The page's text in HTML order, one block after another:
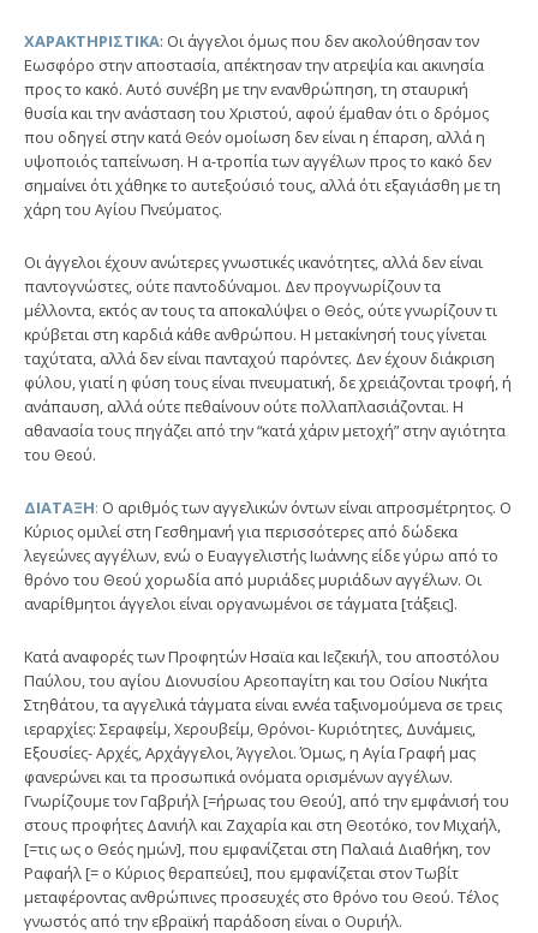
ΧΑΡΑΚΤΗΡΙΣΤΙΚΑ: Οι άγγελοι όμως που δεν ακολούθησαν τον
Εωσφόρο στην αποστασία, απέκτησαν την ατρεψία και ακινησία
προς το κακό. Αυτό συνέβη με την ενανθρώπηση, τη σταυρική
θυσία και την ανάσταση του Χριστού, αφού έμαθαν ότι ο δρόμος
που οδηγεί στην κατά Θεόν ομοίωση δεν είναι η έπαρση, αλλά η
υψοποιός ταπείνωση. Η α-τροπία των αγγέλων προς το κακό δεν
σημαίνει ότι χάθηκε το αυτεξούσιό τους, αλλά ότι εξαγιάσθη με τη
χάρη του Αγίου Πνεύματος.
Οι άγγελοι έχουν ανώτερες γνωστικές ικανότητες, αλλά δεν είναι
παντογνώστες, ούτε παντοδύναμοι. Δεν προγνωρίζουν τα
μέλλοντα, εκτός αν τους τα αποκαλύψει ο Θεός, ούτε γνωρίζουν τι
κρύβεται στη καρδιά κάθε ανθρώπου. Η μετακίνησή τους γίνεται
ταχύτατα, αλλά δεν είναι πανταχού παρόντες. Δεν έχουν διάκριση
φύλου, γιατί η φύση τους είναι πνευματική, δε χρειάζονται τροφή, ή
ανάπαυση, αλλά ούτε πεθαίνουν ούτε πολλαπλασιάζονται. Η
αθανασία τους πηγάζει από την “κατά χάριν μετοχή” στην αγιότητα
του Θεού.
ΔΙΑΤΑΞΗ: Ο αριθμός των αγγελικών όντων είναι απροσμέτρητος. Ο
Κύριος ομιλεί στη Γεσθημανή για περισσότερες από δώδεκα
λεγεώνες αγγέλων, ενώ ο Ευαγγελιστής Ιωάννης είδε γύρω από το
θρόνο του Θεού χορωδία από μυριάδες μυριάδων αγγέλων. Οι
αναρίθμητοι άγγελοι είναι οργανωμένοι σε τάγματα [τάξεις].
Κατά αναφορές των Προφητών Ησαϊα και Ιεζεκιήλ, του αποστόλου
Παύλου, του αγίου Διονυσίου Αρεοπαγίτη και του Οσίου Νικήτα
Στηθάτου, τα αγγελικά τάγματα είναι εννέα ταξινομούμενα σε τρεις
ιεραρχίες: Σεραφείμ, Χερουβείμ, Θρόνοι- Κυριότητες, Δυνάμεις,
Εξουσίες- Αρχές, Αρχάγγελοι, Άγγελοι. Όμως, η Αγία Γραφή μας
φανερώνει και τα προσωπικά ονόματα ορισμένων αγγέλων.
Γνωρίζουμε τον Γαβριήλ [=ήρωας του Θεού], από την εμφάνισή του
στους προφήτες Δανιήλ και Ζαχαρία και στη Θεοτόκο, τον Μιχαήλ,
[=τις ως ο Θεός ημών], που εμφανίζεται στη Παλαιά Διαθήκη, τον
Ραφαήλ [= ο Κύριος θεραπεύει], που εμφανίζεται στον Τωβίτ
μεταφέροντας ανθρώπινες προσευχές στο θρόνο του Θεού. Τέλος
γνωστός από την εβραϊκή παράδοση είναι ο Ουριήλ.